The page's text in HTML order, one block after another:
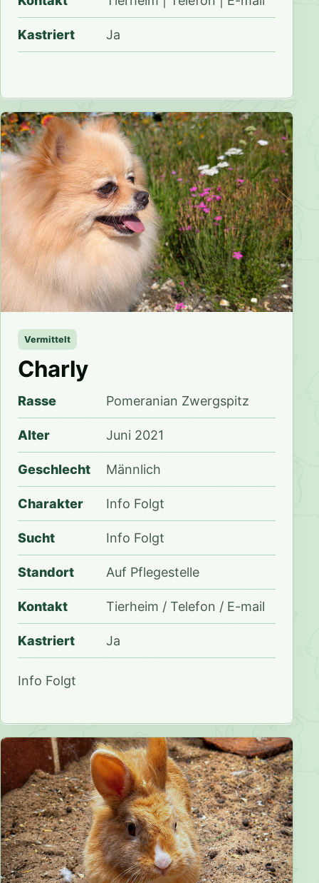
Kastriert Ja
Vermittelt
Charly
Rasse Pomeranian Zwergspitz
Alter Juni 2021
Geschlecht Männlich
Charakter Info Folgt
Sucht Info Folgt
Standort Auf Pflegestelle
Kontakt Tierheim / Telefon / E-mail
Kastriert Ja
Info Folgt